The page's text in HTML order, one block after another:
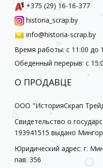
+375 (29) 16-16-377
historia_scrap.by
info@historia-scrap.by
Время работы: с 11:00 до
Обеденный перерыв: с
О ПРОДАВЦЕ
ООО "ИсторияСкрап
Свидетельство о
193941515 выдано
Юридический адрес: г.
пав. 356